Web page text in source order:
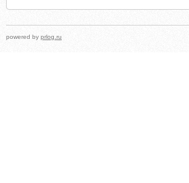
powered by prlog.ru